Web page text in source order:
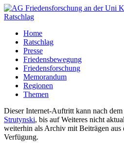
Home
Ratschlag
Presse
Friedensbewegung
Friedensforschung
Memorandum
Regionen
Themen
Dieser Internet-Auftritt kann nach dem
Strutynski, bis auf Weiteres nicht
weiterhin als Archiv mit Beiträgen aus
Verfügung.